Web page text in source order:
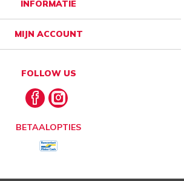
INFORMATIE
MIJN ACCOUNT
FOLLOW US
BETAALOPTIES